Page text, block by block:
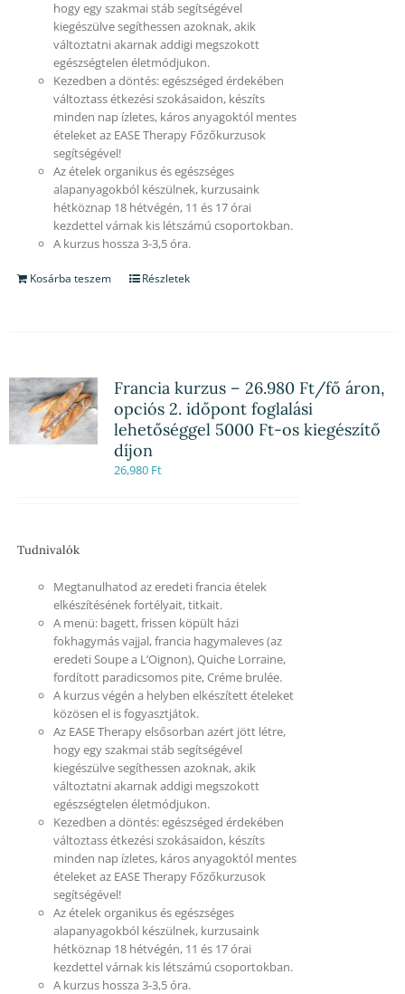
hogy egy szakmai stáb segítségével
kiegészülve segíthessen azoknak, akik
változtatni akarnak addigi megszokott
egészségtelen életmódjukon.
Kezedben a döntés: egészséged érdekében
változtass étkezési szokásaidon, készíts
minden nap ízletes, káros anyagoktól mentes
ételeket az EASE Therapy Főzőkurzusok
segítségével!
Az ételek organikus és egészséges
alapanyagokból készülnek, kurzusaink
hétköznap 18 hétvégén, 11 és 17 órai
kezdettel várnak kis létszámú csoportokban.
A kurzus hossza 3-3,5 óra.
Kosárba teszem Részletek
Francia kurzus – 26.980 Ft/fő áron,
opciós 2. időpont foglalási
lehetőséggel 5000 Ft-os kiegészítő
díjon
26,980 Ft
Tudnivalók
Megtanulhatod az eredeti francia ételek
elkészítésének fortélyait, titkait.
A menü: bagett, frissen köpült házi
fokhagymás vajjal, francia hagymaleves (az
eredeti Soupe a L’Oignon), Quiche Lorraine,
fordított paradicsomos pite, Créme brulée.
A kurzus végén a helyben elkészített ételeket
közösen el is fogyasztjátok.
Az EASE Therapy elsősorban azért jött létre,
hogy egy szakmai stáb segítségével
kiegészülve segíthessen azoknak, akik
változtatni akarnak addigi megszokott
egészségtelen életmódjukon.
Kezedben a döntés: egészséged érdekében
változtass étkezési szokásaidon, készíts
minden nap ízletes, káros anyagoktól mentes
ételeket az EASE Therapy Főzőkurzusok
segítségével!
Az ételek organikus és egészséges
alapanyagokból készülnek, kurzusaink
hétköznap 18 hétvégén, 11 és 17 órai
kezdettel várnak kis létszámú csoportokban.
A kurzus hossza 3-3,5 óra.